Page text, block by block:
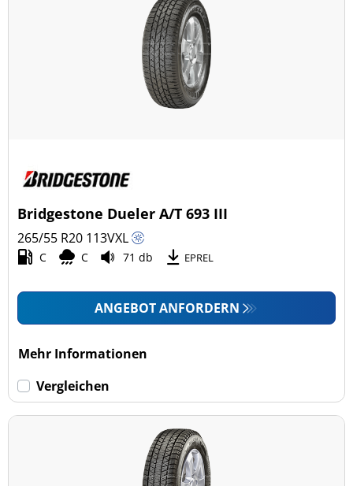
Bridgestone Dueler A/T 693 III
265/55 R20 113VXL
C C 71 db EPREL
ANGEBOT ANFORDERN
Mehr Informationen
Vergleichen